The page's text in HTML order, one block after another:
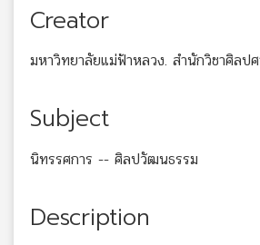
Creator
มหาวิทยาลัยแม่ฟ้าหลวง. สำนักวิชาศิลป
Subject
นิทรรศการ -- ศิลปวัฒนธรรม
Description